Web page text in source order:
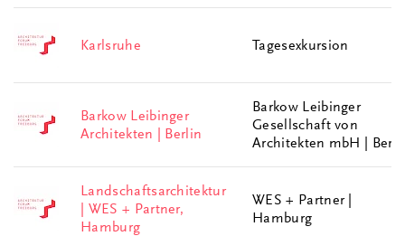
Karlsruhe Tagesexkursion
Barkow Leibinger
Architekten | Berlin
Barkow Leibinger
Gesellschaft von
Architekten mbH |
Landschaftsarchitektur
| WES + Partner,
Hamburg
WES + Partner |
Hamburg